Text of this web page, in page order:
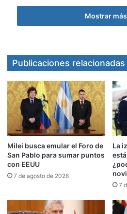
marítima internacional»,
en sus redes sociales.
operaciones «responden a
transitaban el estrecho de
demostrada por Irán fue
y una clara violación del
el comunicado.
Entre tanto, medios locales
explosionesen la ciudad
isla de Qeshmy
Hasta el momento se
Mostrar más
Publicaciones relacionadas
Milei busca emular el Foro de
San Pablo para sumar puntos
con EEUU
7 de agosto de 2026
La
7